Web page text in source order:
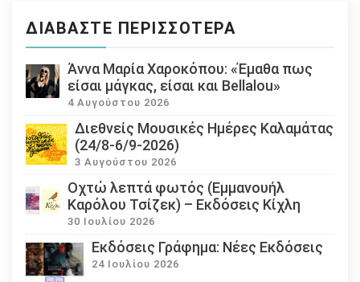
ΔΙΑΒΆΣΤΕ ΠΕΡΙΣΣΌΤΕΡΑ
Άννα Μαρία Χαροκόπου: «Έμαθα πως
είσαι μάγκας, είσαι και Bellalou»
4 Αυγούστου 2026
Διεθνείς Μουσικές Ημέρες Καλαμάτας
(24/8-6/9-2026)
3 Αυγούστου 2026
Οχτώ λεπτά φωτός (Εμμανουήλ
Καρόλου Τσίζεκ) – Εκδόσεις Κίχλη
30 Ιουλίου 2026
Εκδόσεις Γράφημα: Νέες Εκδόσεις
24 Ιουλίου 2026